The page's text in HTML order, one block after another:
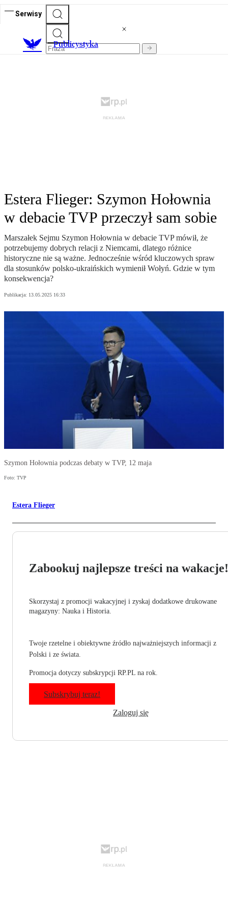
Serwisy
Publicystyka
Estera Flieger: Szymon Hołownia
w debacie TVP przeczył sam sobie
Marszałek Sejmu Szymon Hołownia w debacie TVP mówił, że
potrzebujemy dobrych relacji z Niemcami, dlatego różnice
historyczne nie są ważne. Jednocześnie wśród kluczowych spraw
dla stosunków polsko-ukraińskich wymienił Wołyń. Gdzie w tym
konsekwencja?
Publikacja: 13.05.2025 16:33
Szymon Hołownia podczas debaty w TVP, 12 maja
Foto: TVP
Estera Flieger
Zabookuj najlepsze treści na wakacje!
Skorzystaj z promocji wakacyjnej i zyskaj dodatkowe drukowane
magazyny: Nauka i Historia.
Twoje rzetelne i obiektywne źródło najważniejszych informacji z
Polski i ze świata.
Promocja dotyczy subskrypcji RP.PL na rok.
Subskrybuj teraz!
Zaloguj się